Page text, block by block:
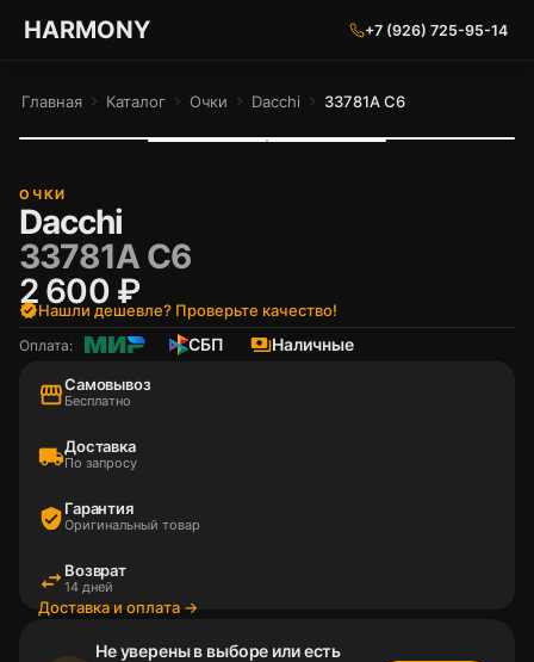
ГАРМОНИЯ ГЛАЗ
HARMONY +7 (926) 725-95-14
Главная chevron_right Каталог chevron_right Очки chevron_right Dacchi chevron_right 33781A C6
ОЧКИ
Dacchi
33781A C6
2 600 ₽
verifiedНашли дешевле? Проверьте качество!
Оплата: СБП paymentsНаличные
storefrontСамовывоз
Бесплатно
local_shippingДоставка
По запросу
verified_userГарантия
Оригинальный товар
swap_horiz Возврат
14 дней
Доставка и оплата →
Не уверены в выборе или есть